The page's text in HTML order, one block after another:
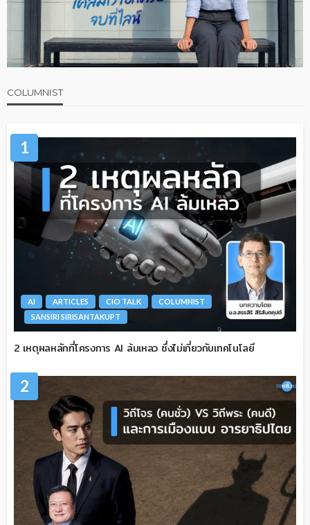
COLUMNIST
1
AI ARTICLES CIO TALK
COLUMNIST
SANSIRI SIRISANTAKUPT
2 เหตุผลหลักที่โครงการ AI ล้มเหลว ซึ่งไม่เกี่ยวกับเทคโนโลยี
2